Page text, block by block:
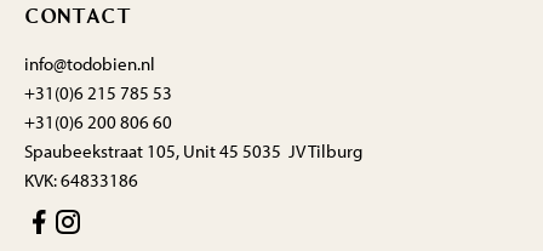
CONTACT
info@todobien.nl
+31(0)6 215 785 53
+31(0)6 200 806 60
Spaubeekstraat 105, Unit 45 5035 JV Tilburg
KVK: 64833186